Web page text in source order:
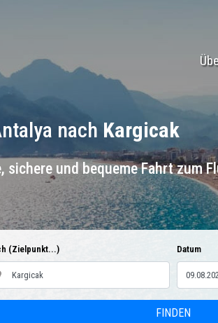
nach Kargicak
und bequeme Fahrt zum
(Zielpunkt...) Datum
FINDEN